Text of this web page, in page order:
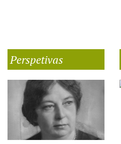
Perspetivas